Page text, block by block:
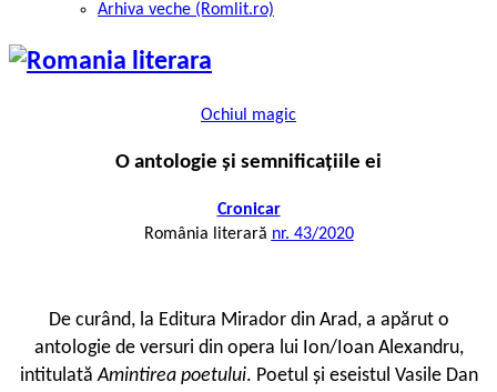
Arhiva veche (Romlit.ro)
Ochiul magic
O antologie și semnificațiile ei
Cronicar
România literară nr. 43/2020
De curând, la Editura Mirador din Arad, a apărut o
antologie de versuri din opera lui Ion/Ioan Alexandru,
intitulatăAmintirea poetului. Poetul și eseistul Vasile Dan